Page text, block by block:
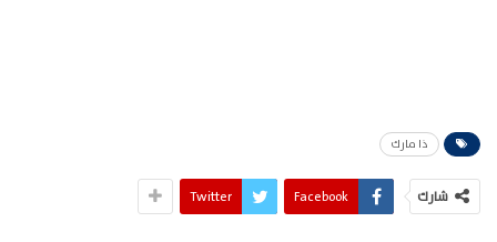
ذا مارك
شارك Facebook
Twitter